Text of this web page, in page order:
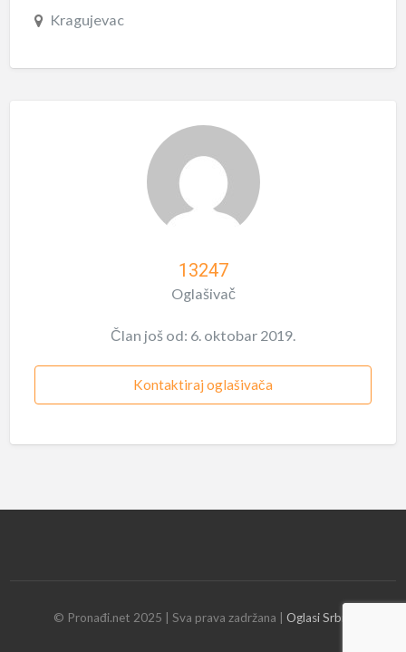
Kragujevac
13247
Oglašivač
Član još od: 6. oktobar 2019.
Kontaktiraj oglašivača
© Pronađi.net 2025 | Sva prava zadržana | Oglasi Srbija